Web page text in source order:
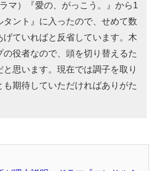
マ）『愛の、がっこう。』から1
タント』に入ったので、せめて数
げていればと反省しています。木
役者なので、頭を切り替えるた
思います。現在では調子を取り
期待していただければありがた